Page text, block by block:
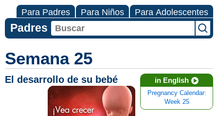
Para Padres Para Niños Para Adolescentes
Padres
Semana 25
in English
Pregnancy Calendar:
Week 25
El desarrollo de su bebé